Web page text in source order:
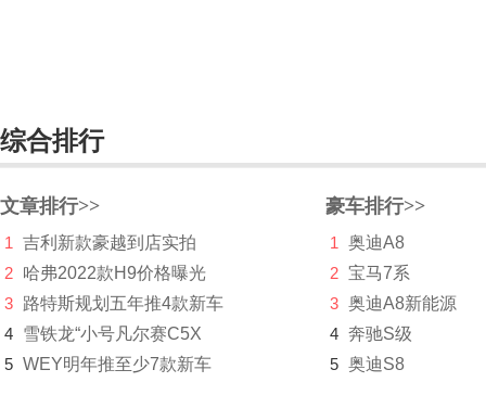
综合排行
文章排行>>
1
吉利新款豪越到店实拍
2 哈弗2022款H9价格曝光
3 路特斯规划五年推4款新车
4 雪铁龙“小号凡尔赛C5X
5 WEY明年推至少7款新车
豪车排行>>
1
奥迪A8
2 宝马7系
3 奥迪A8新能源
4 奔驰S级
5 奥迪S8